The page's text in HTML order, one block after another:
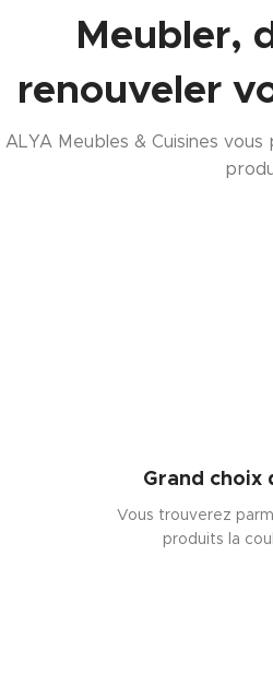
Meubler,
renouveler
ALYA Meubles & Cuisines
Grand choix
Vous trouverez
produits la